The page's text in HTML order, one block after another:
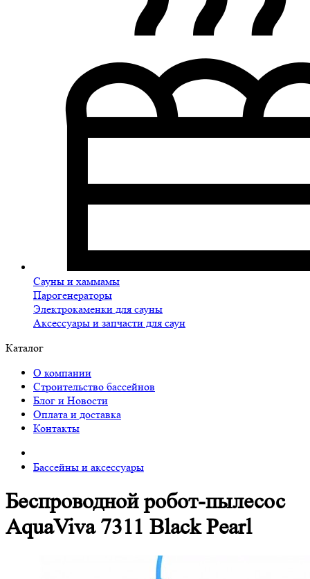
Сауны и хаммамы
Парогенераторы
Электрокаменки для сауны
Аксессуары и запчасти для саун
Каталог
О компании
Строительство бассейнов
Блог и Новости
Оплата и доставка
Контакты
Бассейны и аксессуары
Беспроводной робот-пылесос
AquaViva 7311 Black Pearl